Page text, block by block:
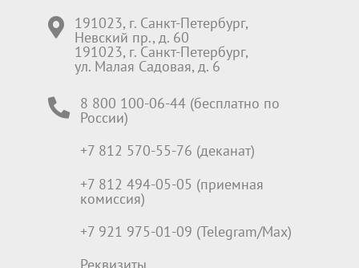
191023, г. Санкт-Петербург,
Невский пр., д. 60
191023, г. Санкт-Петербург,
ул. Малая Садовая, д. 6
8 800 100-06-44 (бесплатно по
России)
+7 812 570-55-76 (деканат)
+7 812 494-05-05 (приемная
комиссия)
+7 921 975-01-09 (Telegram/Max)